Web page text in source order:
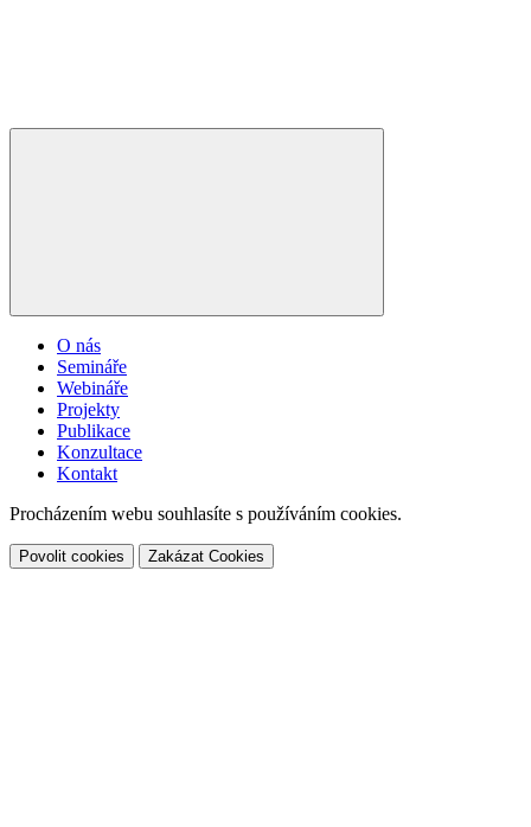
O nás
Semináře
Webináře
Projekty
Publikace
Konzultace
Kontakt
Procházením webu souhlasíte s používáním cookies.
Povolit cookies Zakázat Cookies